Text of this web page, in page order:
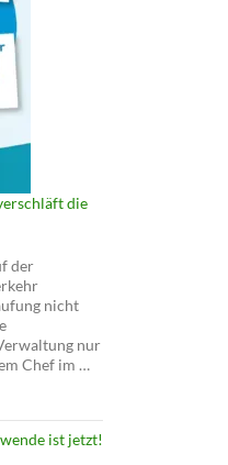
die
der
nicht
nur
Chef im …
30
abgelehnt
ist jetzt!